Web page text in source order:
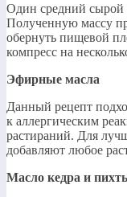
Один средний сырой
Полученную массу
обернуть пищевой
компресс на
Эфирные масла
Данный рецепт
к аллергическим
растираний. Для
добавляют любое
Масло кедра и